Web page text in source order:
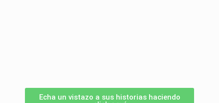
Echa un vistazo a sus historias haciendo